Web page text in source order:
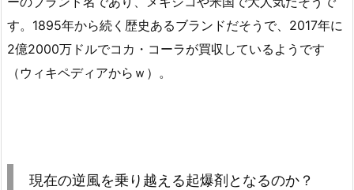
す。1895年から続く歴史あるブランドだそうで、2017年に
2億2000万ドルでコカ・コーラが買収しているようです
（ウィキペディアからｗ）。
現在の逆風を乗り越える起爆剤となるのか？